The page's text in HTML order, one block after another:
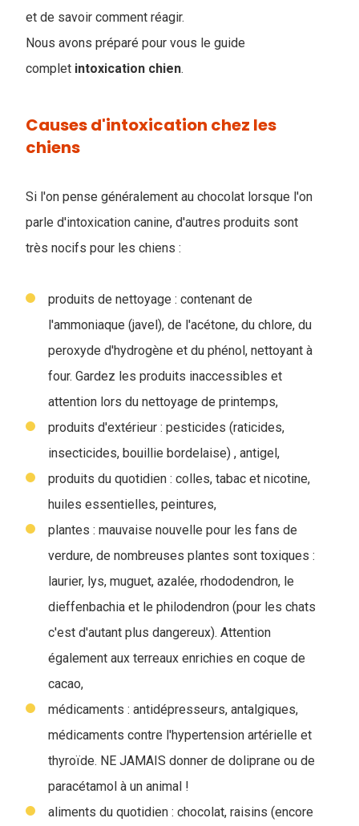
et de savoir comment réagir.
Nous avons préparé pour vous le guide
complet intoxication chien.
Causes d'intoxication chez les
chiens
Si l'on pense généralement au chocolat lorsque l'on
parle d'intoxication canine, d'autres produits sont
très nocifs pour les chiens :
produits de nettoyage : contenant de
l'ammoniaque (javel), de l'acétone, du chlore, du
peroxyde d'hydrogène et du phénol, nettoyant à
four. Gardez les produits inaccessibles et
attention lors du nettoyage de printemps,
produits d'extérieur : pesticides (raticides,
insecticides, bouillie bordelaise) , antigel,
produits du quotidien : colles, tabac et nicotine,
huiles essentielles, peintures,
plantes : mauvaise nouvelle pour les fans de
verdure, de nombreuses plantes sont toxiques :
laurier, lys, muguet, azalée, rhododendron, le
dieffenbachia et le philodendron (pour les chats
c'est d'autant plus dangereux). Attention
également aux terreaux enrichies en coque de
cacao,
médicaments : antidépresseurs, antalgiques,
médicaments contre l'hypertension artérielle et
thyroïde. NE JAMAIS donner de doliprane ou de
paracétamol à un animal !
aliments du quotidien : chocolat, raisins (encore